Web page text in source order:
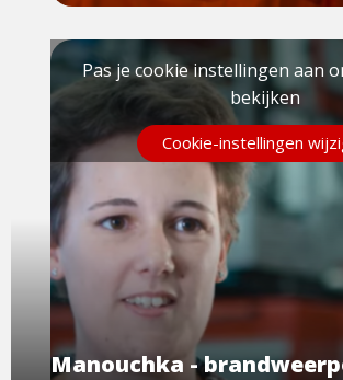
Pas je cookie instellingen aan
bekijken
Cookie-instellingen
Manouchka -